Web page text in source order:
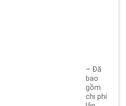
– Đã
bao
gồm
chi phí